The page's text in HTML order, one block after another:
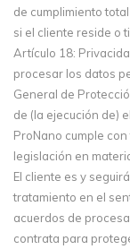
de cumplimiento
si el cliente reside o
Artículo 18:
procesar los datos
General de
de (la ejecución de)
ProNano cumple
legislación en
El cliente es y
tratamiento en el
acuerdos de
contrata para